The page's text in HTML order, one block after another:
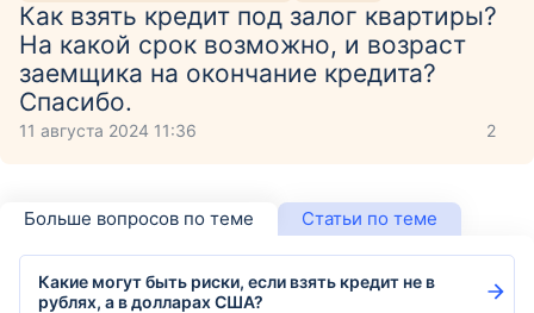
Как взять кредит под залог квартиры?
На какой срок возможно, и возраст
заемщика на окончание кредита?
Спасибо.
11 августа 2024 11:36 2
Больше вопросов по теме Статьи по теме
Какие могут быть риски, если взять кредит не в
рублях, а в долларах США?